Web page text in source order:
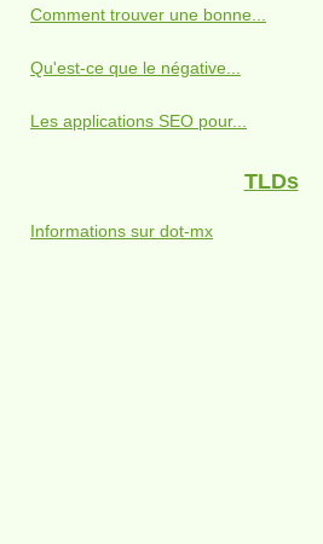
Comment trouver une bonne...
Qu'est-ce que le négative...
Les applications SEO pour...
TLDs
Informations sur dot-mx